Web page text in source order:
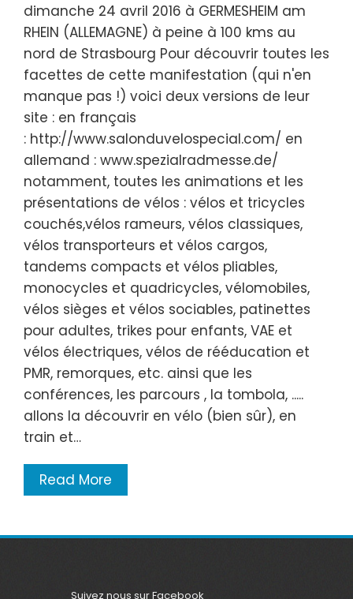
dimanche 24 avril 2016 à GERMESHEIM am
RHEIN (ALLEMAGNE) à peine à 100 kms au
nord de Strasbourg Pour découvrir toutes les
facettes de cette manifestation (qui n'en
manque pas !) voici deux versions de leur
site : en français
: http://www.salonduvelospecial.com/ en
allemand : www.spezialradmesse.de/
notamment, toutes les animations et les
présentations de vélos : vélos et tricycles
couchés,vélos rameurs, vélos classiques,
vélos transporteurs et vélos cargos,
tandems compacts et vélos pliables,
monocycles et quadricycles, vélomobiles,
vélos sièges et vélos sociables, patinettes
pour adultes, trikes pour enfants, VAE et
vélos électriques, vélos de rééducation et
PMR, remorques, etc. ainsi que les
conférences, les parcours , la tombola, .....
allons la découvrir en vélo (bien sûr), en
train et…
Read More
Suivez nous sur Facebook